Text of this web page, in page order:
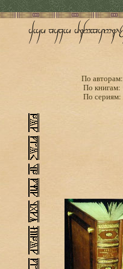
По авторам:
По книгам:
По сериям: